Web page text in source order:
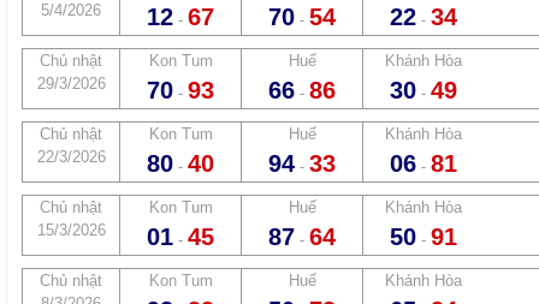
5/4/2026
12 - 67 70 - 54 22 - 34
Chủ nhật
29/3/2026
Kon Tum
70 - 93
Huế
66 - 86
Khánh Hòa
30 - 49
Chủ nhật
22/3/2026
Kon Tum
80 - 40
Huế
94 - 33
Khánh Hòa
06 - 81
Chủ nhật
15/3/2026
Kon Tum
01 - 45
Huế
87 - 64
Khánh Hòa
50 - 91
Chủ nhật
Kon Tum Huế Khánh Hòa